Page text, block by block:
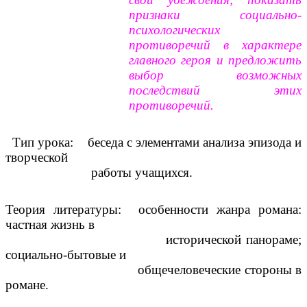
признаки социально-
психологических
противоречий в характере
главного героя и предложить
выбор возможных
последствий этих
противоречий.
Тип урока: беседа с элементами анализа эпизода и
творческой
работы учащихся.
Теория литературы: особенности жанра романа:
частная жизнь в
исторической панораме;
социально-бытовые и
общечеловеческие стороны в
романе.